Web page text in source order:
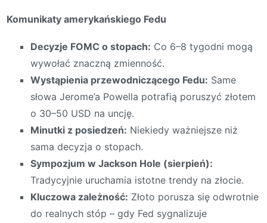
Komunikaty amerykańskiego Fedu
Decyzje FOMC o stopach: Co 6–8 tygodni mogą
wywołać znaczną zmienność.
Wystąpienia przewodniczącego Fedu: Same
słowa Jerome’a Powella potrafią poruszyć złotem
o 30–50 USD na uncję.
Minutki z posiedzeń: Niekiedy ważniejsze niż
sama decyzja o stopach.
Sympozjum w Jackson Hole (sierpień):
Tradycyjnie uruchamia istotne trendy na złocie.
Kluczowa zależność: Złoto porusza się odwrotnie
do realnych stóp – gdy Fed sygnalizuje